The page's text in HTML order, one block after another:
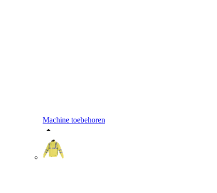
Machine toebehoren